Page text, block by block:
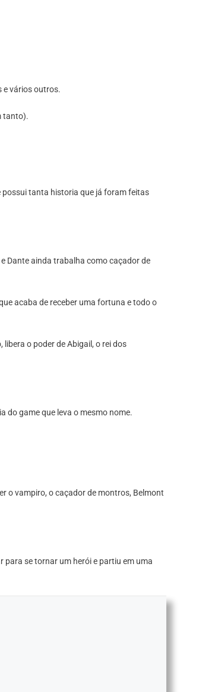
e vários outros.
tanto).
possui tanta historia que já foram feitas
Dante ainda trabalha como caçador de
acaba de receber uma fortuna e todo o
o poder de Abigail, o rei dos
do game que leva o mesmo nome.
o vampiro, o caçador de montros, Belmont
para se tornar um herói e partiu em uma